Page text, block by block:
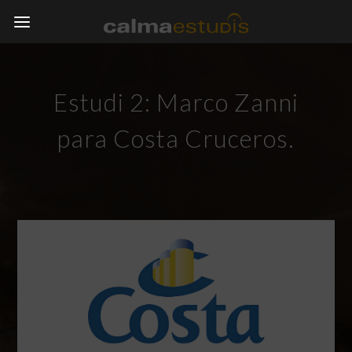
Estudi 2: Marco Zanni
para Costa Cruceros.